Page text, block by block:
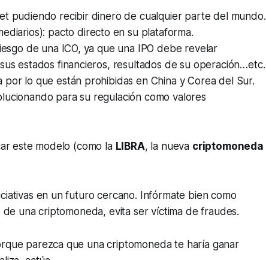
pudiendo recibir dinero de cualquier parte del mundo.
pacto directo en su plataforma.
de una ICO, ya que una IPO debe revelar
estados financieros, resultados de su operación…etc.
por lo que están prohibidas en China y Corea del Sur.
para su regulación como valores
este modelo (como la LIBRA, la nueva criptomoneda
en un futuro cercano. Infórmate bien como
una criptomoneda, evita ser víctima de fraudes.
parezca que una criptomoneda te haría ganar